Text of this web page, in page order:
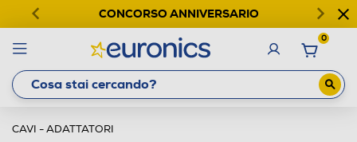
CONCORSO ANNIVERSARIO
0
CAVI - ADATTATORI